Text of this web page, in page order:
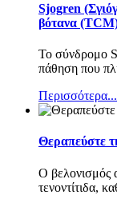
Sjogren
βότανα
Το σύνδρομο
πάθηση που
Περισσότερα...
Θεραπεύστε
Ο βελονισμός
τενοντίτιδα,